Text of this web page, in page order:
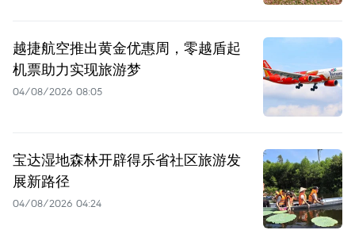
越捷航空推出黄金优惠周，零越盾起
机票助力实现旅游梦
04/08/2026 08:05
宝达湿地森林开辟得乐省社区旅游发
展新路径
04/08/2026 04:24